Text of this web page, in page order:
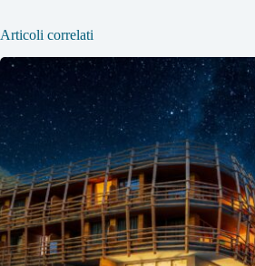
Articoli correlati